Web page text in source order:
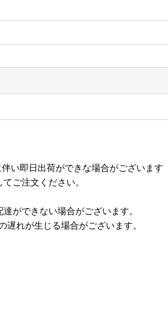
い即日出荷ができな場合がございます
ご注文ください。
ができない場合がございます。
れが生じる場合がございます。